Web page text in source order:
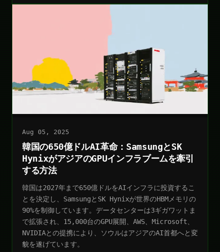
Aug 05, 2025
韓国の650億ドルAI革命：SamsungとSK
HynixがアジアのGPUインフラブームを牽引
する方法
韓国は2027年まで650億ドルをAIインフラに投資するこ
とを決定し、SamsungとSK Hynixが世界のHBMメモリの
90%を制御しています。データセンターは3ギガワットま
で拡張され、15,000台のGPU展開、AWS、Microsoft、
NVIDIAとの提携により、ソウルはアジアのAI首都へと変
貌を遂げています。